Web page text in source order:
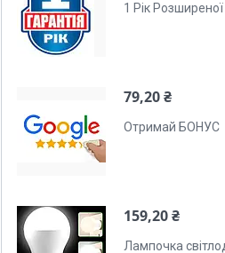
1 Рік
79,20 ₴
Отримай БОНУС
159,20 ₴
Лампочка